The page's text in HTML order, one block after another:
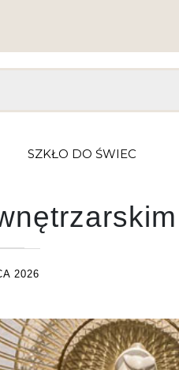
SZKŁO DO ŚWIEC
2026